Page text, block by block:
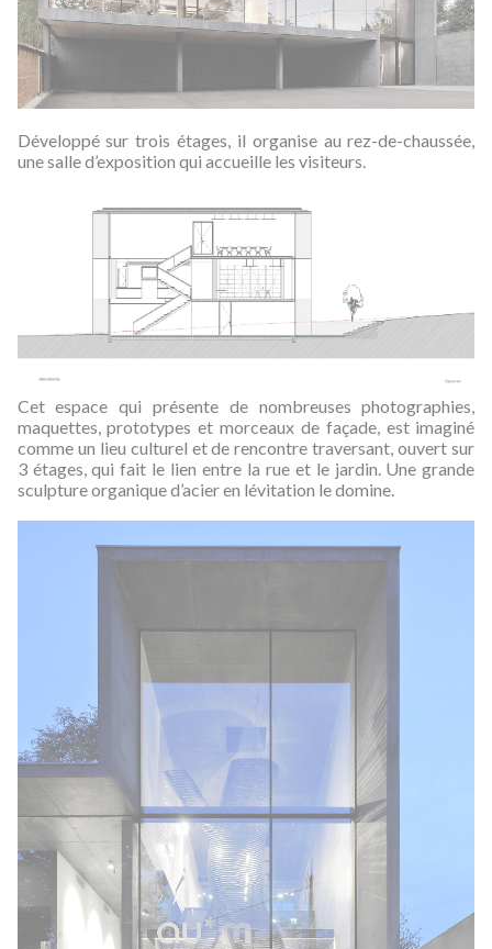
Développé sur trois étages, il organise au rez-de-chaussée,
une salle d’exposition qui accueille les visiteurs.
Cet espace qui présente de nombreuses photographies,
maquettes, prototypes et morceaux de façade, est imaginé
comme un lieu culturel et de rencontre traversant, ouvert sur
3 étages, qui fait le lien entre la rue et le jardin. Une grande
sculpture organique d’acier en lévitation le domine.